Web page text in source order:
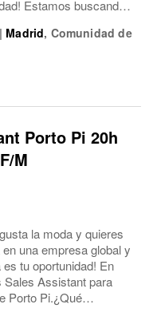
Estamos buscando
en Calle de Goya, 48,
| Madrid, Comunidad de
Porto Pi 20h
M
la moda y quieres
una empresa global y
es tu oportunidad! En
Assistant para
Porto Pi.¿Qué